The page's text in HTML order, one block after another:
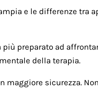
e le differenze tra
preparato ad
della terapia.
sicurezza.